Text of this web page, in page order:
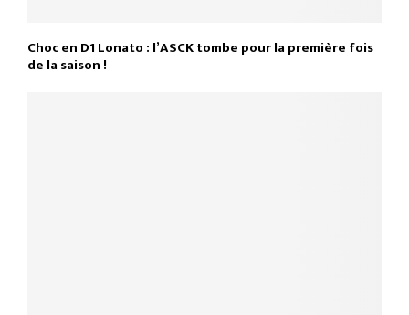
Choc en D1 Lonato : l’ASCK tombe pour la première fois
de la saison !